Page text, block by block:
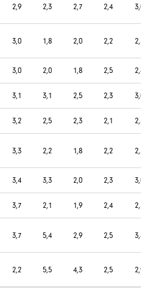
2,9 2,3 2,7 2,4 3,0
3,0 1,8 2,0 2,2 2,5
3,0 2,0 1,8 2,5 2,8
3,1 3,1 2,5 2,3 3,0
3,2 2,5 2,3 2,1 2,5
3,3 2,2 1,8 2,2 2,5
3,4 3,3 2,0 2,3 3,0
3,7 2,1 1,9 2,4 2,5
3,7 5,4 2,9 2,5 3,4
2,2 5,5 4,3 2,5 2,9